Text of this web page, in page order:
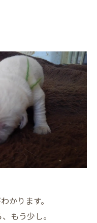
かります。
もう少し。